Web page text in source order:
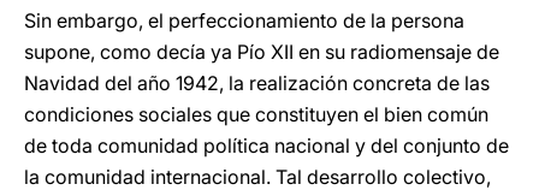
Sin embargo, el perfeccionamiento de la persona
supone, como decía ya Pío XII en su radiomensaje de
Navidad del año 1942, la realización concreta de las
condiciones sociales que constituyen el bien común
de toda comunidad política nacional y del conjunto de
la comunidad internacional. Tal desarrollo colectivo,